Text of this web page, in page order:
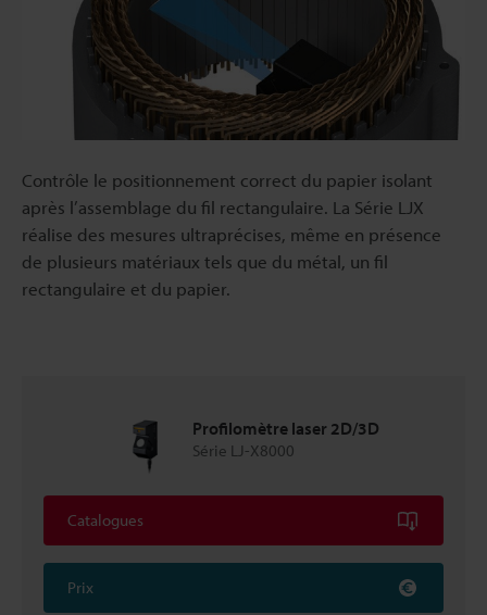
Contrôle le positionnement correct du papier isolant
après l’assemblage du fil rectangulaire. La Série LJX
réalise des mesures ultraprécises, même en présence
de plusieurs matériaux tels que du métal, un fil
rectangulaire et du papier.
Profilomètre laser 2D/3D
Série LJ-X8000
Catalogues
Prix